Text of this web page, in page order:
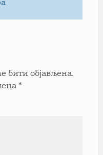
бити објављена.
*